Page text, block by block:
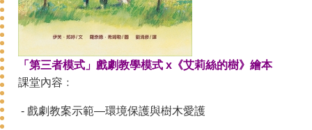
「第三者模式」戲劇教學模式 x《艾莉絲的樹》繪本
課堂內容﹕
- 戲劇教案示範—環境保護與樹木愛護